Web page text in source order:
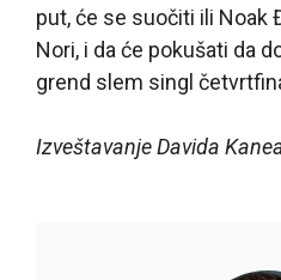
put, će se suočiti ili Noak
Nori, i da će pokušati da
grend slem singl
Izveštavanje Davida